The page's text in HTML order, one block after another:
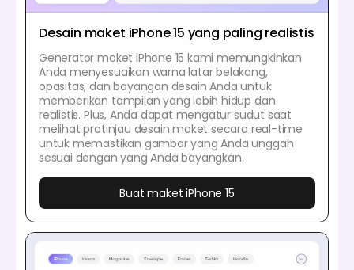
Desain maket iPhone 15 yang paling realistis
Generator maket iPhone 15 kami memungkinkan
Anda menyesuaikan warna latar belakang,
opasitas, dan bayangan desain Anda untuk
memberikan tampilan yang lebih hidup dan
realistis. Plus, Anda dapat mengatur sudut saat
melihat pratinjau desain maket secara real-time
untuk memastikan gambar yang Anda unggah
sesuai dengan yang Anda bayangkan.
Buat maket iPhone 15